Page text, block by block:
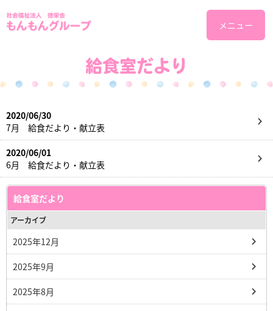
メニュー
給食室だより
2020/06/30
7月 給食だより・献立表
2020/06/01
6月 給食だより・献立表
給食室だより
アーカイブ
2025年12月
2025年9月
2025年8月